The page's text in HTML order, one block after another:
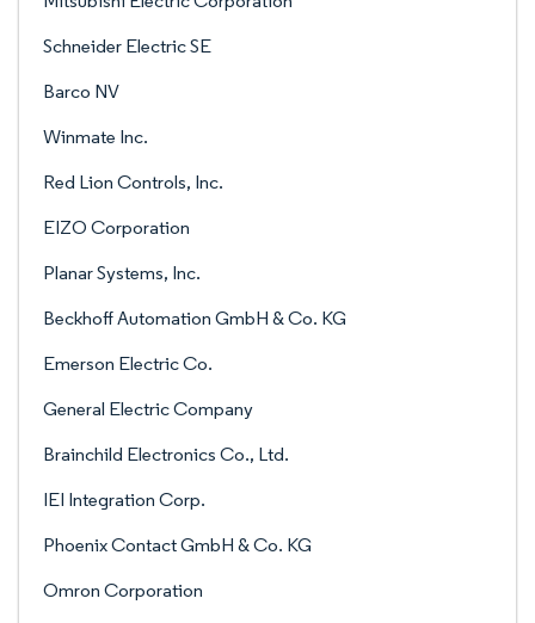
Schneider Electric SE
Barco NV
Winmate Inc.
Red Lion Controls, Inc.
EIZO Corporation
Planar Systems, Inc.
Beckhoff Automation GmbH & Co. KG
Emerson Electric Co.
General Electric Company
Brainchild Electronics Co., Ltd.
IEI Integration Corp.
Phoenix Contact GmbH & Co. KG
Omron Corporation